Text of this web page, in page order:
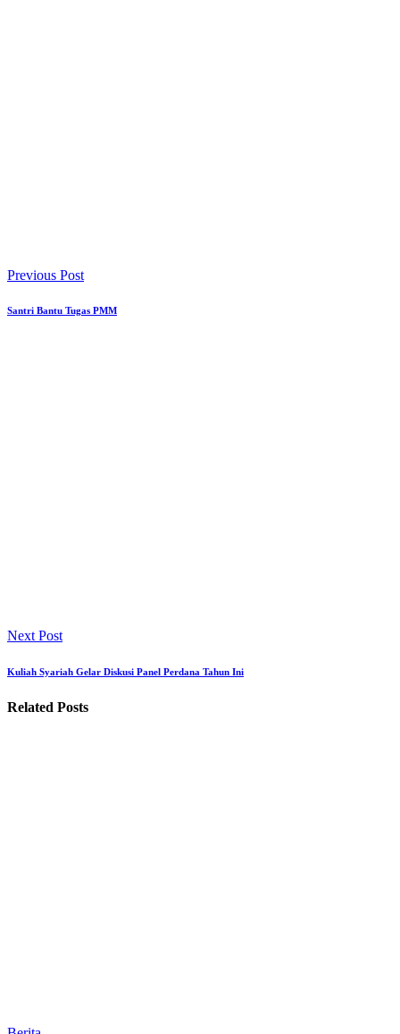
Previous Post
Santri Bantu Tugas PMM
Next Post
Kuliah Syariah Gelar Diskusi Panel Perdana Tahun Ini
Related Posts